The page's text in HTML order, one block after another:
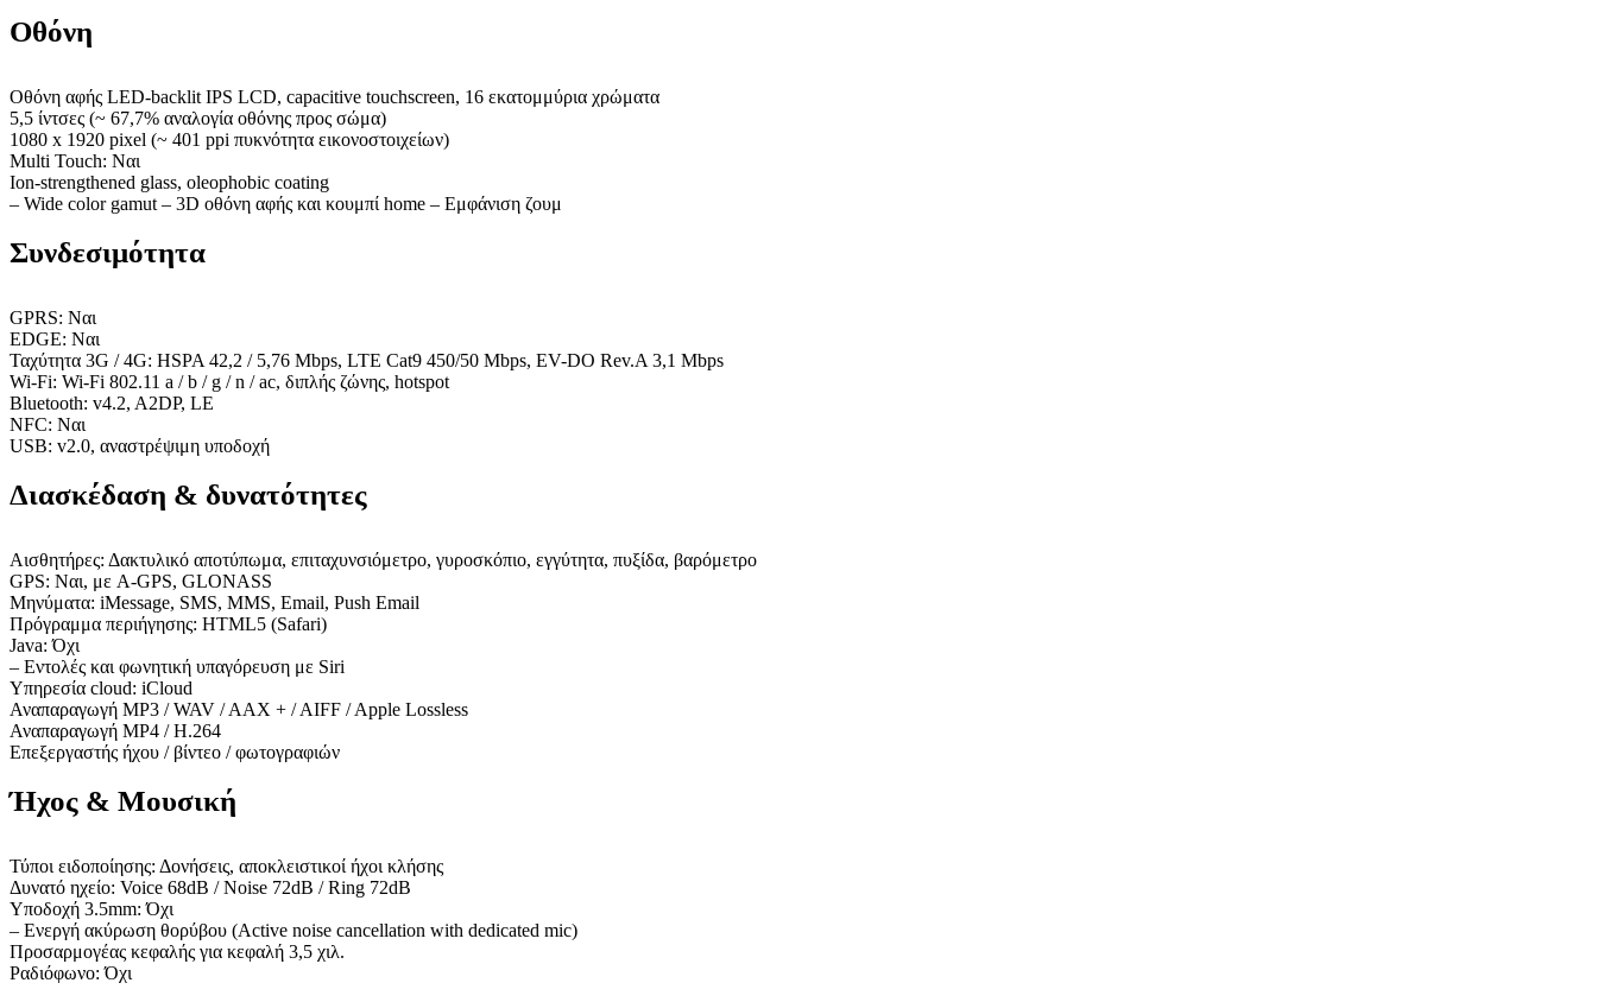
Οθόνη
Οθόνη αφής LED-backlit IPS LCD, capacitive touchscreen, 16 εκατομμύρια χρώματα
5,5 ίντσες (~ 67,7% αναλογία οθόνης προς σώμα)
1080 x 1920 pixel (~ 401 ppi πυκνότητα εικονοστοιχείων)
Multi Touch: Ναι
Ion-strengthened glass, oleophobic coating
– Wide color gamut – 3D οθόνη αφής και κουμπί home – Εμφάνιση ζουμ
Συνδεσιμότητα
GPRS: Ναι
EDGE: Ναι
Ταχύτητα 3G / 4G: HSPA 42,2 / 5,76 Mbps, LTE Cat9 450/50 Mbps, EV-DO Rev.A 3,1 Mbps
Wi-Fi: Wi-Fi 802.11 a / b / g / n / ac, διπλής ζώνης, hotspot
Bluetooth: v4.2, A2DP, LE
NFC: Ναι
USB: v2.0, αναστρέψιμη υποδοχή
Διασκέδαση & δυνατότητες
Αισθητήρες: Δακτυλικό αποτύπωμα, επιταχυνσιόμετρο, γυροσκόπιο, εγγύτητα, πυξίδα, βαρόμετρο
GPS: Ναι, με A-GPS, GLONASS
Μηνύματα: iMessage, SMS, MMS, Email, Push Email
Πρόγραμμα περιήγησης: HTML5 (Safari)
Java: Όχι
– Εντολές και φωνητική υπαγόρευση με Siri
Υπηρεσία cloud: iCloud
Αναπαραγωγή MP3 / WAV / AAX + / AIFF / Apple Lossless
Αναπαραγωγή MP4 / H.264
Επεξεργαστής ήχου / βίντεο / φωτογραφιών
Ήχος & Μουσική
Τύποι ειδοποίησης: Δονήσεις, αποκλειστικοί ήχοι κλήσης
Δυνατό ηχείο: Voice 68dB / Noise 72dB / Ring 72dB
Υποδοχή 3.5mm: Όχι
– Ενεργή ακύρωση θορύβου (Active noise cancellation with dedicated mic)
Προσαρμογέας κεφαλής για κεφαλή 3,5 χιλ.
Ραδιόφωνο: Όχι